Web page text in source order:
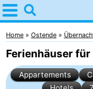
Home
Oostende
Tipps
Für
Home Ostende
Ferienhäuser für
Appartements